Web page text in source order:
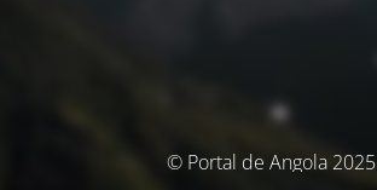
© Portal de Angola 2025